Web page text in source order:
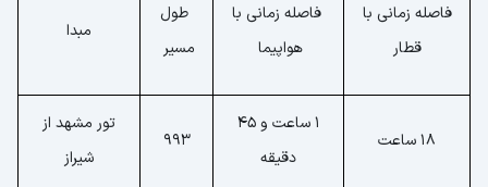
فاصله زمانی با
قطار
فاصله زمانی با
هواپیما
طول
مسیر
مبدا
18 ساعت
1 ساعت و 45
دقیقه
993
تور مشهد از
شیراز